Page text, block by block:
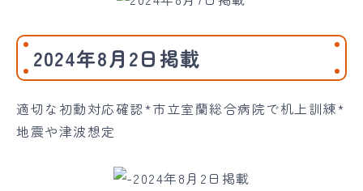
2024年8月2日掲載
適切な初動対応確認*市立室蘭総合病院で机上訓練*
地震や津波想定